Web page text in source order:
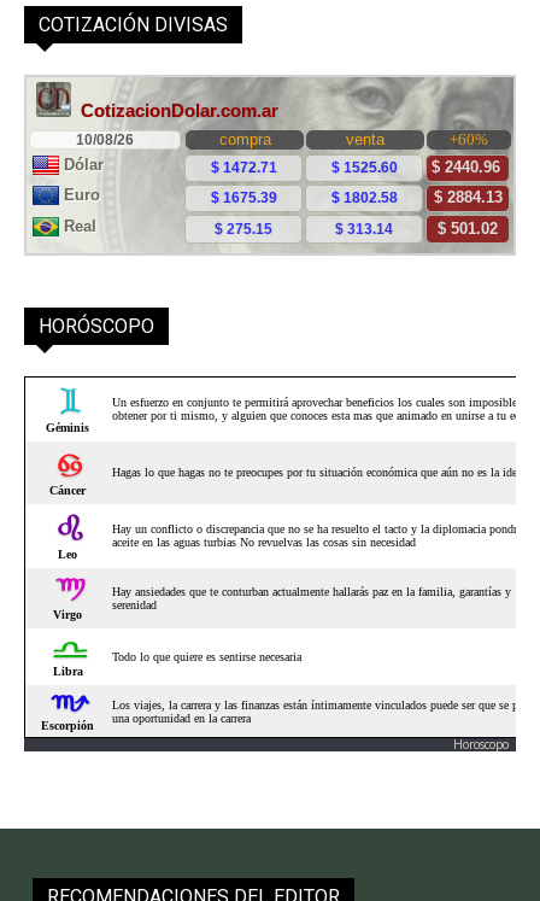
COTIZACIÓN DIVISAS
HORÓSCOPO
Horoscopo
RECOMENDACIONES DEL EDITOR